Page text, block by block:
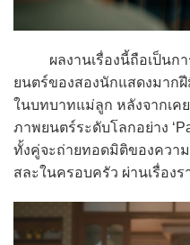
ผลงานเรื่องนี้ถือเป็นกา
ยนตร์ของสองนักแสดงมาก
ในบทบาทแม่ลูก หลังจากเค
ภาพยนตร์ระดับโลกอย่าง
ทั้งคู่จะถ่ายทอดมิติของควา
สละในครอบครัว ผ่านเรื่อง